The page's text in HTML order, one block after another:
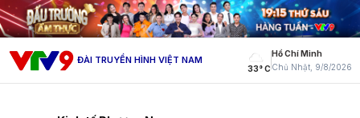
ĐÀI TRUYỀN HÌNH VIỆT NAM
33° C
Hồ Chí Minh
Chủ Nhật, 9/8/2026